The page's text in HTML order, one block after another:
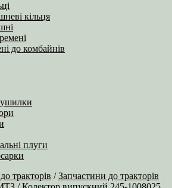
кільця
до комбайнів
плуги
тракторів /Запчастини до тракторів